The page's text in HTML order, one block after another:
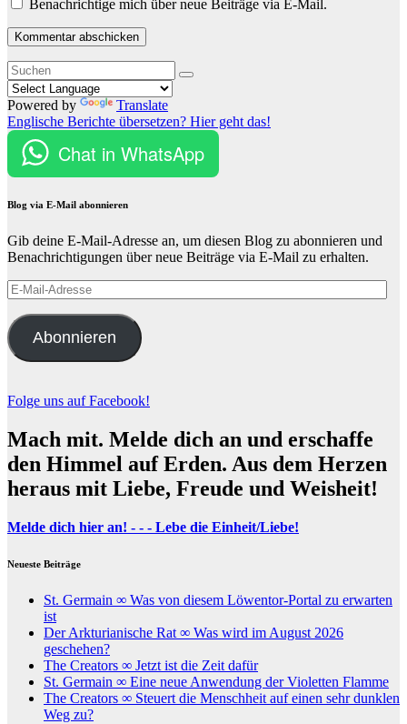
Benachrichtige mich über neue Beiträge via E-Mail.
Powered by
Translate
Englische Berichte übersetzen? Hier geht das!
Chat in WhatsApp
Blog via E-Mail abonnieren
Gib deine E-Mail-Adresse an, um diesen Blog zu abonnieren und
Benachrichtigungen über neue Beiträge via E-Mail zu erhalten.
E-
Mail-
Adresse
Abonnieren
Folge uns auf Facebook!
Mach mit. Melde dich an und erschaffe
den Himmel auf Erden. Aus dem Herzen
heraus mit Liebe, Freude und Weisheit!
Melde dich hier an! - - - Lebe die Einheit/Liebe!
Neueste Beiträge
St. Germain ∞ Was von diesem Löwentor-Portal zu erwarten
ist
Der Arkturianische Rat ∞ Was wird im August 2026
geschehen?
The Creators ∞ Jetzt ist die Zeit dafür
St. Germain ∞ Eine neue Anwendung der Violetten Flamme
The Creators ∞ Steuert die Menschheit auf einen sehr dunklen
Weg zu?